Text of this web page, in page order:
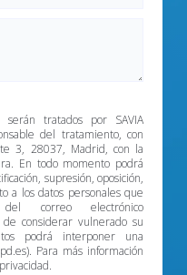
tratados por SAVIA
del tratamiento, con
3, 28037, Madrid, con la
En todo momento podrá
supresión, oposición,
a los datos personales que
correo electrónico
de considerar vulnerado su
podrá interponer una
Para más información